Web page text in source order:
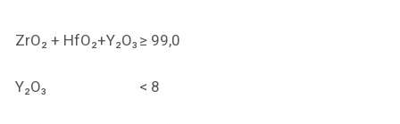
ZrO₂ + HfO₂+Y₂O₃ ≥ 99,0
Y₂O₃ < 8